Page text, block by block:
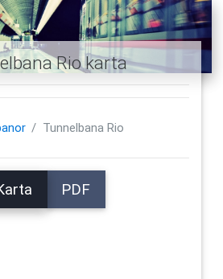
Rio karta
Tunnelbana Rio
PDF